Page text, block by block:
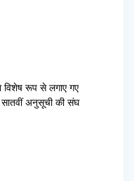
विशेष रूप से लगाए गए
अनुसूची की संघ